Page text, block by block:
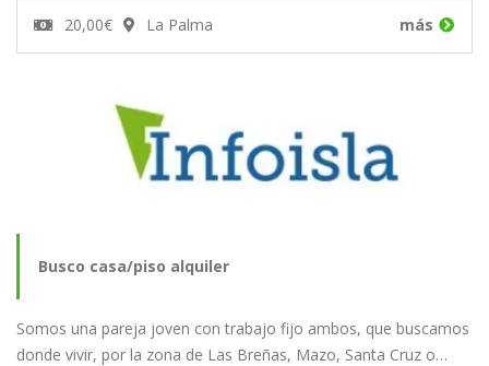
20,00€ La Palma más
Busco casa/piso alquiler
Somos una pareja joven con trabajo fijo ambos, que buscamos
donde vivir, por la zona de Las Breñas, Mazo, Santa Cruz o…